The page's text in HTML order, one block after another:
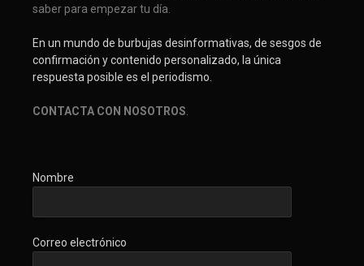
saber para empezar tu día.
En un mundo de burbujas desinformativas, de sesgos de
confirmación y contenido personalizado, la única
respuesta posible es el periodismo.
CONTACTA CON NOSOTROS
Nombre
Correo electrónico